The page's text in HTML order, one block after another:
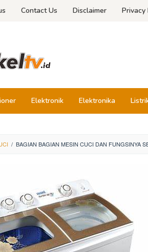
Contact Us Disclaimer Privacy
Elektronik Elektronika
/ BAGIAN BAGIAN MESIN CUCI DAN FUNGSINYA